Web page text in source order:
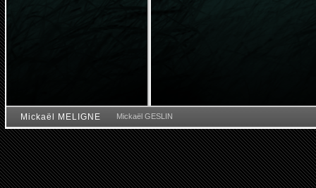
Mickaël MELIGNE Mickaël GESLIN